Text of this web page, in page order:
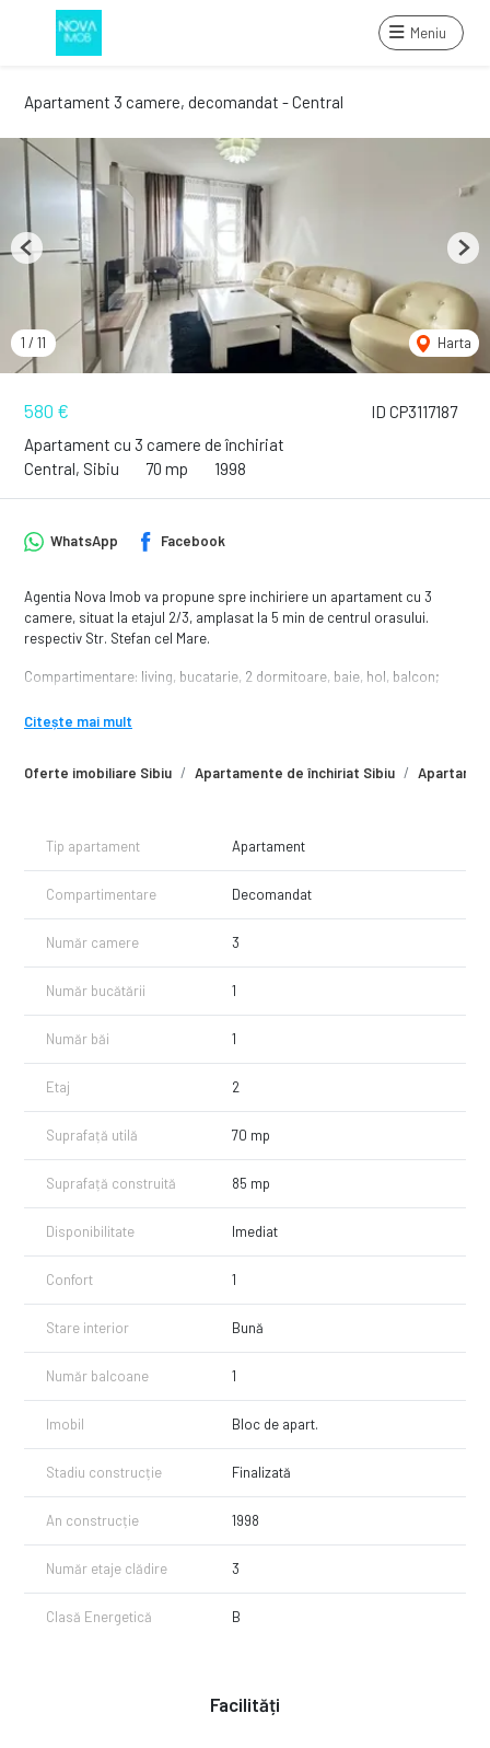
Meniu
Apartament 3 camere, decomandat - Central
ID CP3117187
580 €
Apartament cu 3 camere de închiriat
Central, Sibiu
70 mp 1998
1 / 11 Harta
Previous Next
Oferte imobiliare Sibiu Apartamente de închiriat Sibiu
WhatsApp Facebook
Agentia Nova Imob va propune spre inchiriere un apartament cu 3
camere, situat la etajul 2/3, amplasat la 5 min de centrul orasului.
respectiv Str. Stefan cel Mare.
Compartimentare: living, bucatarie, 2 dormitoare, baie, hol, balcon;
Avantaje:
- mijloace de transport in comun ( 2, 11, 112 );
- acces facil catre toate punctele de interes;
Tel: 0749 244 824 - Georgiana
*Se percepe comision agentie - 50% din prima luna de chirie!
*Perioada contractuala: Minim 12 luni!
*Nu sunt acceptate animalele de companie.
Citește mai mult
Tip apartament Apartament
Compartimentare Decomandat
Număr camere 3
Număr bucătării 1
Număr băi 1
Etaj 2
Suprafață utilă 70 mp
Suprafață construită 85 mp
Disponibilitate Imediat
Confort 1
Stare interior Bună
Număr balcoane 1
Imobil Bloc de apart.
Stadiu construcție Finalizată
An construcție 1998
Număr etaje clădire 3
Clasă Energetică B
Facilități